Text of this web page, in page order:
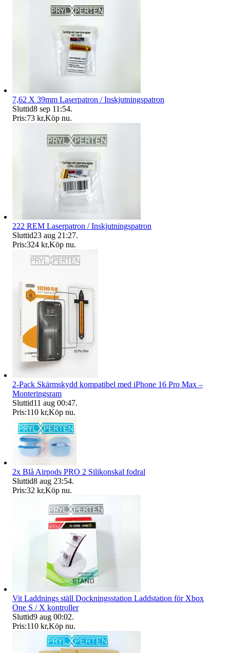
7,62 X 39mm Laserpatron / Inskjutningspatron
Sluttid8 sep 11:54.
Pris:73 kr,Köp nu.
222 REM Laserpatron / Inskjutningspatron
Sluttid23 aug 21:27.
Pris:324 kr,Köp nu.
2-Pack Skärmskydd kompatibel med iPhone 16 Pro Max –
Monteringsram
Sluttid11 aug 00:47.
Pris:110 kr,Köp nu.
2x Blå Airpods PRO 2 Silikonskal fodral
Sluttid8 aug 23:54.
Pris:32 kr,Köp nu.
Vit Laddnings ställ Dockningsstation Laddstation för Xbox
One S / X kontroller
Sluttid9 aug 00:02.
Pris:110 kr,Köp nu.